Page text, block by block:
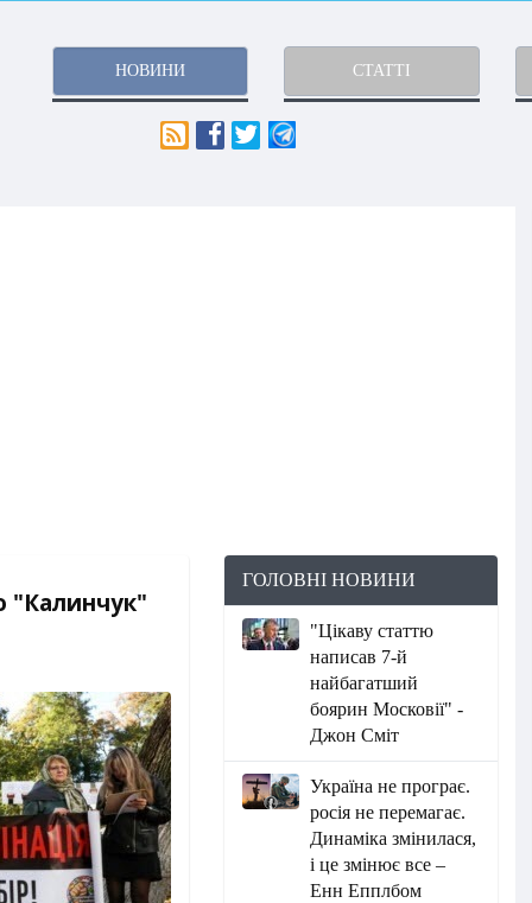
НОВИНИ СТАТТІ
ГОЛОВНІ НОВИНИ
"Цікаву статтю
написав 7-й
найбагатший
боярин Московії" -
Джон Сміт
Україна не програє.
росія не перемагає.
Динаміка змінилася,
і це змінює все –
Енн Епплбом